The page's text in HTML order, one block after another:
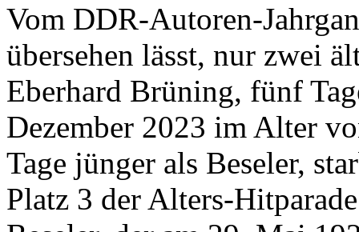
Vom DDR-Autoren-
übersehen lässt, nur zwei
Eberhard Brüning, fünf
Dezember 2023 im Alter
Tage jünger als Beseler,
Platz 3 der Alters-